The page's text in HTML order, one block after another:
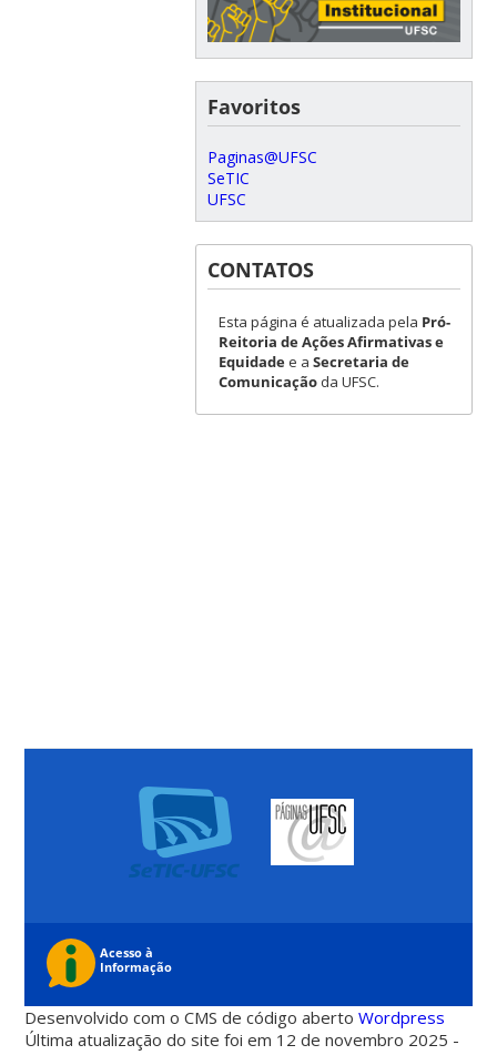
Favoritos
Paginas@UFSC
SeTIC
UFSC
CONTATOS
Esta página é atualizada pela Pró-
Reitoria de Ações Afirmativas e
Equidadee a Secretaria de
Comunicaçãoda UFSC.
Desenvolvido com o CMS de código abertoWordpress
Última atualização do site foi em 12 de novembro 2025 -